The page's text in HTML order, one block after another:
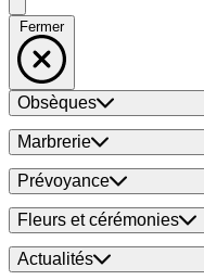
Fermer
Obsèques
Marbrerie
Prévoyance
Fleurs et cérémonies
Actualités